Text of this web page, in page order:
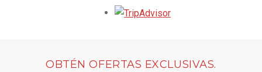
OBTÉN OFERTAS EXCLUSIVAS.